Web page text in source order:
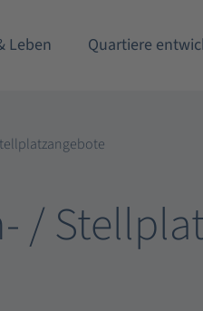
Leben Quartiere
/